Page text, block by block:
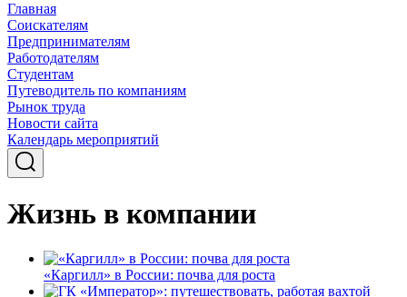
Главная
Соискателям
Предпринимателям
Работодателям
Студентам
Путеводитель по компаниям
Рынок труда
Новости сайта
Календарь мероприятий
Жизнь в компании
«Каргилл» в России: почва для роста